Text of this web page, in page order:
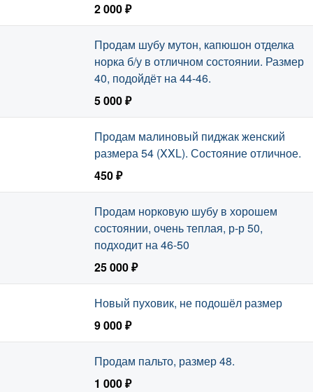
2 000 ₽
Продам шубу мутон, капюшон отделка
норка б/у в отличном состоянии. Размер
40, подойдёт на 44-46.
5 000 ₽
Продам малиновый пиджак женский
размера 54 (XXL). Состояние отличное.
450 ₽
Продам норковую шубу в хорошем
состоянии, очень теплая, р-р 50,
подходит на 46-50
25 000 ₽
Новый пуховик, не подошёл размер
9 000 ₽
Продам пальто, размер 48.
1 000 ₽